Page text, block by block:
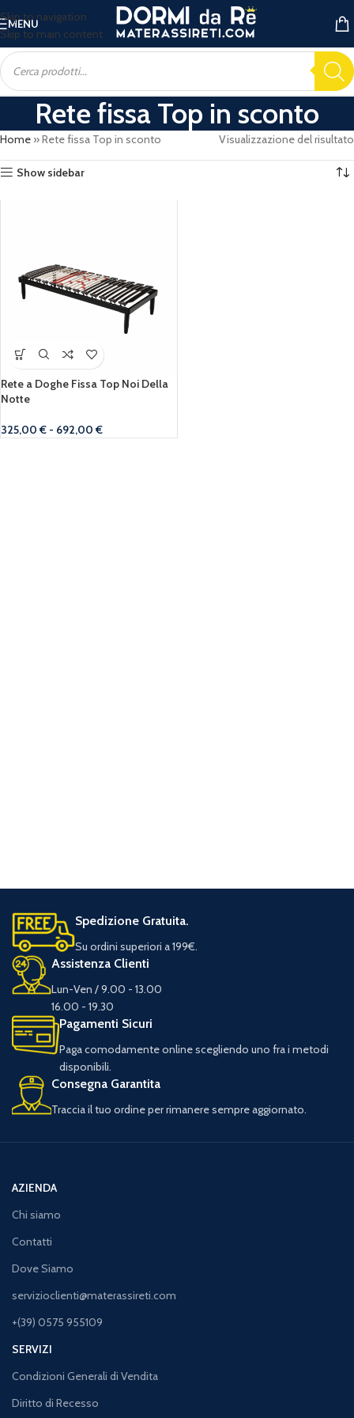
Skip to navigation
Skip to main content
MENU
Rete fissa Top in sconto
Home »Rete fissa Top in sconto Visualizzazione del risultato
Show sidebar
Rete a Doghe Fissa Top Noi Della
Notte
325,00€ - 692,00€
Spedizione Gratuita.
Su ordini superiori a 199€.
Assistenza Clienti
Lun-Ven / 9.00 - 13.00
16.00 - 19.30
Pagamenti Sicuri
Paga comodamente online scegliendo uno fra i metodi
disponibili.
Consegna Garantita
Traccia il tuo ordine per rimanere sempre aggiornato.
AZIENDA
Chi siamo
Contatti
Dove Siamo
servizioclienti@materassireti.com
+(39) 0575 955109
SERVIZI
Condizioni Generali di Vendita
Diritto di Recesso